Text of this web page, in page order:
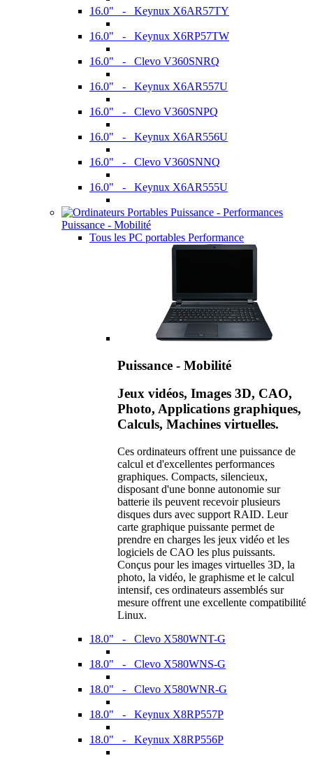
16.0" - Keynux X6AR57TY
16.0" - Keynux X6RP57TW
16.0" - Clevo V360SNRQ
16.0" - Keynux X6AR557U
16.0" - Clevo V360SNPQ
16.0" - Keynux X6AR556U
16.0" - Clevo V360SNNQ
16.0" - Keynux X6AR555U
Puissance - Mobilité
Tous les PC portables Performance
Puissance - Mobilité
Jeux vidéos, Images 3D, CAO,
Photo, Applications graphiques,
Calculs, Machines virtuelles.
Ces ordinateurs offrent une puissance de
calcul et d'excellentes performances
graphiques. Compacts, silencieux,
disposant d'une bonne autonomie sur
batterie ils peuvent recevoir plusieurs
disques durs avec support RAID. Leur
carte graphique puissante permet de
prendre en charges les jeux vidéo et les
logiciels de CAO les plus puissants.
Conçus pour les images virtuelles 3D, la
photo, la vidéo, le graphisme et le calcul
intensif, ces ordinateurs assemblés sur
mesure offrent une excellente compatibilité
Linux.
18.0" - Clevo X580WNT-G
18.0" - Clevo X580WNS-G
18.0" - Clevo X580WNR-G
18.0" - Keynux X8RP557P
18.0" - Keynux X8RP556P